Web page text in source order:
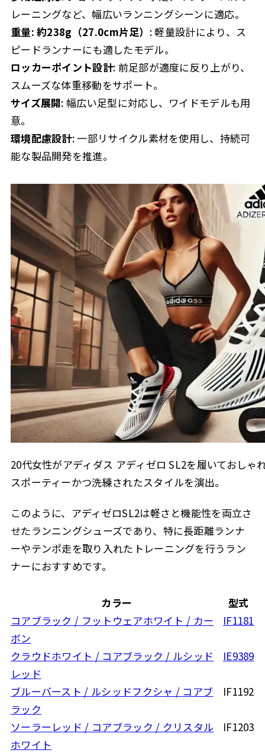
レーニングなど、幅広いランニングシーンに適応。
重量: 約238g（27.0cm片足） : 軽量設計により、ス
ピードランナーにも適したモデル。
ロッカーポイント設計: 前足部が適度に反り上がり、
スムーズな体重移動をサポート。
サイズ展開: 幅広い足型に対応し、ワイドモデルも用
意。
環境配慮設計: 一部リサイクル素材を使用し、持続可
能な製品開発を推進。
20代女性がアディダス アディゼロ SL2を履いておし
スポーティーかつ洗練されたスタイルを演出。
このように、アディゼロSL2は軽さと機能性を両立さ
せたランニングシューズであり、特に長距離ランナ
ーやテンポ走を取り入れたトレーニングを行うラン
ナーにおすすめです。
カラー
型式
コアブラック / フットウェアホワイト / カー
ボン
IF1181
クラウドホワイト / コアブラック / ルシッド
レッド
IE9389
ブルーバースト / ルシッドフクシャ / コアブ
ラック
IF1192
ソーラーレッド / コアブラック / クリスタル
ホワイト
IF1203